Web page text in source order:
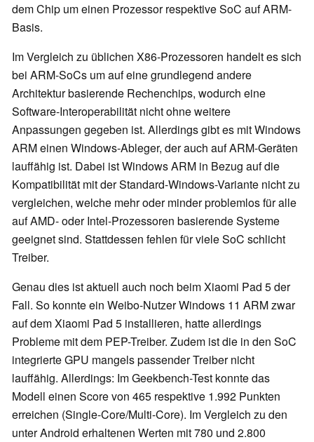
dem Chip um einen Prozessor respektive SoC auf ARM-
Basis.
Im Vergleich zu üblichen X86-Prozessoren handelt es sich
bei ARM-SoCs um auf eine grundlegend andere
Architektur basierende Rechenchips, wodurch eine
Software-Interoperabilität nicht ohne weitere
Anpassungen gegeben ist. Allerdings gibt es mit Windows
ARM einen Windows-Ableger, der auch auf ARM-Geräten
lauffähig ist. Dabei ist Windows ARM in Bezug auf die
Kompatibilität mit der Standard-Windows-Variante nicht zu
vergleichen, welche mehr oder minder problemlos für alle
auf AMD- oder Intel-Prozessoren basierende Systeme
geeignet sind. Stattdessen fehlen für viele SoC schlicht
Treiber.
Genau dies ist aktuell auch noch beim Xiaomi Pad 5 der
Fall. So konnte ein Weibo-Nutzer Windows 11 ARM zwar
auf dem Xiaomi Pad 5 installieren, hatte allerdings
Probleme mit dem PEP-Treiber. Zudem ist die in den SoC
integrierte GPU mangels passender Treiber nicht
lauffähig. Allerdings: Im Geekbench-Test konnte das
Modell einen Score von 465 respektive 1.992 Punkten
erreichen (Single-Core/Multi-Core). Im Vergleich zu den
unter Android erhaltenen Werten mit 780 und 2.800